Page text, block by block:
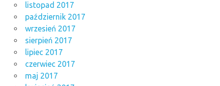
listopad 2017
październik 2017
wrzesień 2017
sierpień 2017
lipiec 2017
czerwiec 2017
maj 2017